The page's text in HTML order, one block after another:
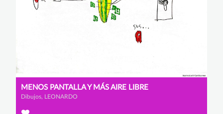
MENOS PANTALLA Y MÁS AIRE LIBRE
Dibujos, LEONARDO